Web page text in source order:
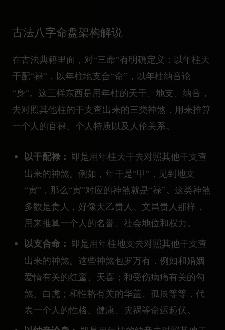
古法八字命盘架构解说
在古法典籍里面，对“三命”有明确定义：以年柱天
干配“禄”，以年柱地支合“命”，以年柱纳音论
“身”。这三样东西是用年柱的天干、地支、纳音，
去对照其他柱的干支查出来的三类神煞，用来推算
一个人的官禄、个人特质以及人伦关系。
以干配禄： 即是用年柱天干去对照其他干支查
出来的神煞。例如，年干是“甲”，见到地支
“寅”，那么“寅”对应的神煞就是“禄”。这类神煞
多数是贵人，好像天乙贵人、文昌贵人那样，
用来推算一个人的名誉、社会地位和权力。
以支合命： 即是用年柱地支去对照其他干支查
出来的神煞。这些神煞包罗万有，例如和婚姻
爱情有关的红鸾、天喜；和受伤病痛有关的勾
煞、白虎；和性格有关的华盖、孤辰等等，代
表一个人的性格、健康、灾祸等命运起伏。